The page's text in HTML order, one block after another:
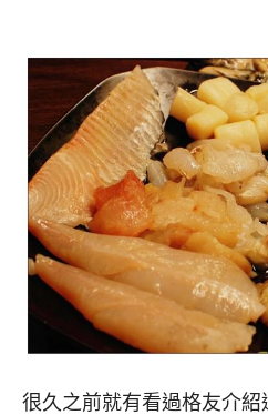
很久之前就有看過格友介